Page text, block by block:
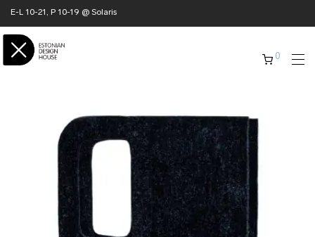
E-L 10-21, P 10-19 @ Solaris
0